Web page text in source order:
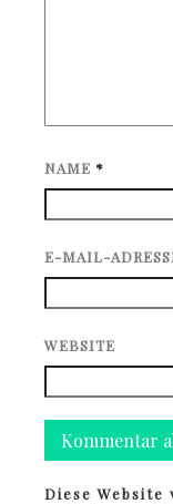
NAME *
E-MAIL-
WEBSITE
Diese Website